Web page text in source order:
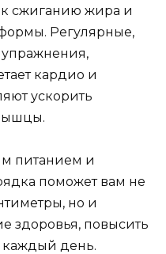
к сжиганию жира и
Регулярные,
кардио и
ускорить
питанием и
поможет вам не
но и
здоровья, повысить
каждый день.